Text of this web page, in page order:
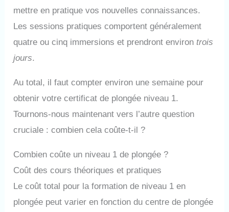
mettre en pratique vos nouvelles connaissances.
Les sessions pratiques comportent généralement
quatre ou cinq immersions et prendront environtrois
jours.
Au total, il faut compter environ une semaine pour
obtenir votre certificat de plongée niveau 1.
Tournons-nous maintenant vers l’autre question
cruciale : combien cela coûte-t-il ?
Combien coûte un niveau 1 de plongée ?
Coût des cours théoriques et pratiques
Le coût total pour la formation de niveau 1 en
plongée peut varier en fonction du centre de plongée